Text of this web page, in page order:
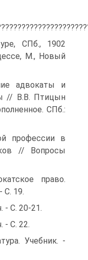
СПб., 1902
М., Новый
адвокаты и
// В.В. Птицын
СПб.:
профессии в
// Вопросы
право.
С. 19.
- С. 20-21.
- С. 22.
Учебник. -